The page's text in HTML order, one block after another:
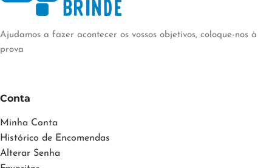
Ajudamos a fazer acontecer os vossos objetivos, coloque-nos à
prova
Conta
Minha Conta
Histórico de Encomendas
Alterar Senha